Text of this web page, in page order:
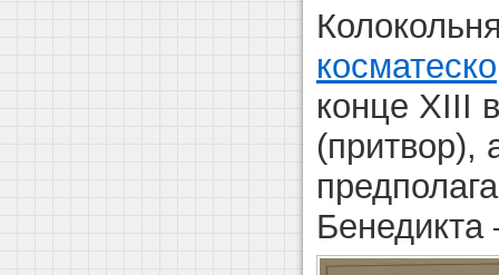
косматеско
конце XIII
(притвор),